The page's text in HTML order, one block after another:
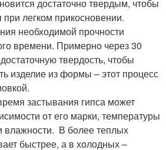
достаточно твердым, чтобы
легком прикосновении.
необходимой прочности
времени. Примерно через 30
твердость, чтобы
изделие из формы – этот процесс
застывания гипса может
от его марки, температуры
В более теплых
быстрее, а в холодных –